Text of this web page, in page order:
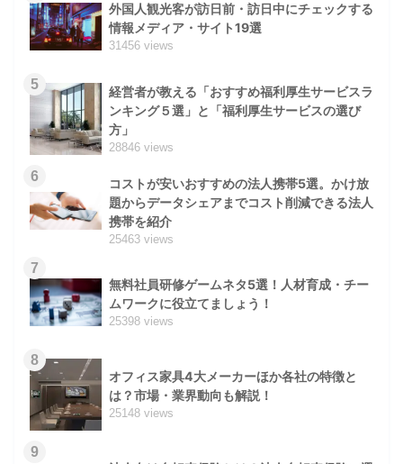
外国人観光客が訪日前・訪日中にチェックする
情報メディア・サイト19選
31456 views
5
経営者が教える「おすすめ福利厚生サービスラ
ンキング５選」と「福利厚生サービスの選び
方」
28846 views
6
コストが安いおすすめの法人携帯5選。かけ放
題からデータシェアまでコスト削減できる法人
携帯を紹介
25463 views
7
無料社員研修ゲームネタ5選！人材育成・チー
ムワークに役立てましょう！
25398 views
8
オフィス家具4大メーカーほか各社の特徴と
は？市場・業界動向も解説！
25148 views
9